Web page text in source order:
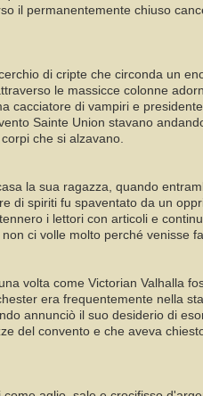
il permanentemente chiuso
di cripte che circonda un
le massicce colonne
cacciatore di vampiri e
Sainte Union stavano
che si alzavano.
la sua ragazza, quando
di spiriti fu spaventato da un
i lettori con articoli e
ci volle molto perché venisse
volta come Victorian Valhalla
era frequentemente nella
annunciò il suo desiderio di
del convento e che aveva